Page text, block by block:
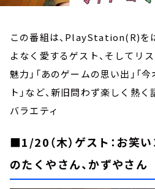
この番組は、PlayStation(R)を
よなく愛するゲスト、そしてリ
魅力」「あのゲームの思い出」「
ト」など、新旧問わず楽しく熱
バラエティ
■1/20（木）ゲスト：お笑い
のたくやさん、かずやさん